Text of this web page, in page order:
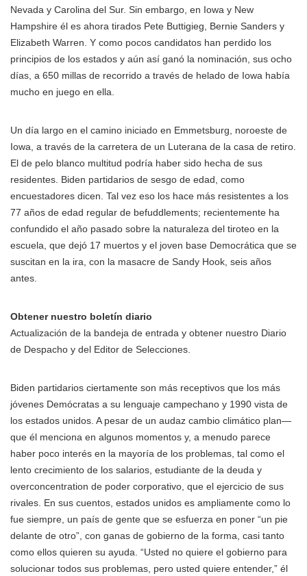
Nevada y Carolina del Sur. Sin embargo, en Iowa y New
Hampshire él es ahora tirados Pete Buttigieg, Bernie Sanders y
Elizabeth Warren. Y como pocos candidatos han perdido los
principios de los estados y aún así ganó la nominación, sus ocho
días, a 650 millas de recorrido a través de helado de Iowa había
mucho en juego en ella.
Un día largo en el camino iniciado en Emmetsburg, noroeste de
Iowa, a través de la carretera de un Luterana de la casa de retiro.
El de pelo blanco multitud podría haber sido hecha de sus
residentes. Biden partidarios de sesgo de edad, como
encuestadores dicen. Tal vez eso los hace más resistentes a los
77 años de edad regular de befuddlements; recientemente ha
confundido el año pasado sobre la naturaleza del tiroteo en la
escuela, que dejó 17 muertos y el joven base Democrática que se
suscitan en la ira, con la masacre de Sandy Hook, seis años
antes.
Obtener nuestro boletín diario
Actualización de la bandeja de entrada y obtener nuestro Diario
de Despacho y del Editor de Selecciones.
Biden partidarios ciertamente son más receptivos que los más
jóvenes Demócratas a su lenguaje campechano y 1990 vista de
los estados unidos. A pesar de un audaz cambio climático plan—
que él menciona en algunos momentos y, a menudo parece
haber poco interés en la mayoría de los problemas, tal como el
lento crecimiento de los salarios, estudiante de la deuda y
overconcentration de poder corporativo, que el ejercicio de sus
rivales. En sus cuentos, estados unidos es ampliamente como lo
fue siempre, un país de gente que se esfuerza en poner “un pie
delante de otro”, con ganas de gobierno de la forma, casi tanto
como ellos quieren su ayuda. “Usted no quiere el gobierno para
solucionar todos sus problemas, pero usted quiere entender,” él